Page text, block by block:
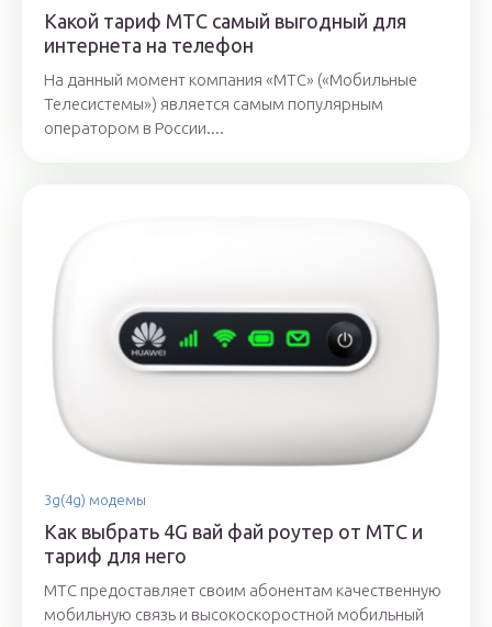
Какой тариф МТС самый выгодный для
интернета на телефон
На данный момент компания «МТС» («Мобильные
Телесистемы») является самым популярным
оператором в России....
3g(4g) модемы
Как выбрать 4G вай фай роутер от МТС и
тариф для него
МТС предоставляет своим абонентам качественную
мобильную связь и высокоскоростной мобильный